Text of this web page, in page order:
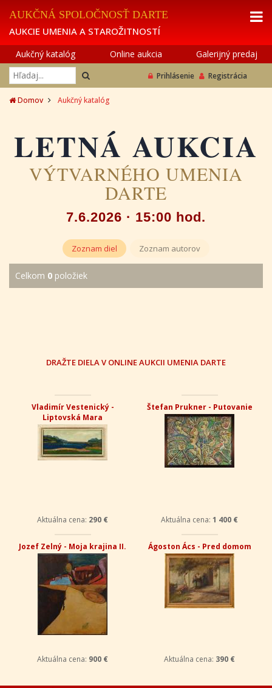
AUKČNÁ SPOLOČNOSŤ DARTE
AUKCIE UMENIA A STAROŽITNOSTÍ
Aukčný katalóg Online aukcia Galerijný predaj
Prihlásenie Registrácia
Domov Aukčný katalóg
LETNÁ AUKCIA
VÝTVARNÉHO UMENIA
DARTE
7.6.2026 · 15:00 hod.
Zoznam diel Zoznam autorov
Celkom 0 položiek
DRAŽTE DIELA V ONLINE AUKCII UMENIA DARTE
Vladimír Vestenický -
Liptovská Mara
Aktuálna cena: 290 €
Štefan Prukner - Putovanie
Aktuálna cena: 1 400 €
Jozef Zelný - Moja krajina II.
Aktuálna cena: 900 €
Ágoston Ács - Pred domom
Aktuálna cena: 390 €